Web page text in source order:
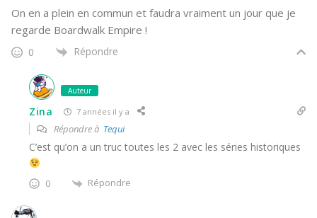
On en a plein en commun et faudra vraiment un jour que je
regarde Boardwalk Empire !
0 Répondre
Auteur
Zina 7 années il y a
Répondre à Tequi
C’est qu’on a un truc toutes les 2 avec les séries historiques
0 Répondre